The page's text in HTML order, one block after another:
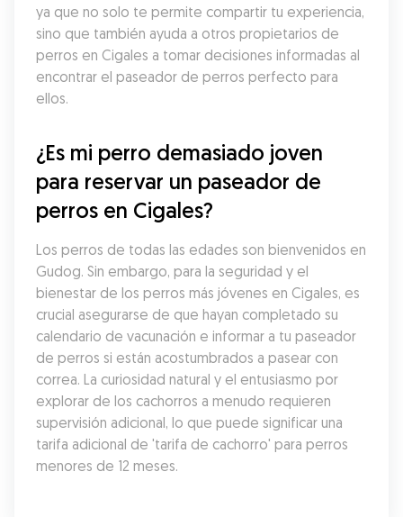
ya que no solo te permite compartir tu experiencia,
sino que también ayuda a otros propietarios de
perros en Cigales a tomar decisiones informadas al
encontrar el paseador de perros perfecto para
ellos.
¿Es mi perro demasiado joven
para reservar un paseador de
perros en Cigales?
Los perros de todas las edades son bienvenidos en
Gudog. Sin embargo, para la seguridad y el
bienestar de los perros más jóvenes en Cigales, es
crucial asegurarse de que hayan completado su
calendario de vacunación e informar a tu paseador
de perros si están acostumbrados a pasear con
correa. La curiosidad natural y el entusiasmo por
explorar de los cachorros a menudo requieren
supervisión adicional, lo que puede significar una
tarifa adicional de 'tarifa de cachorro' para perros
menores de 12 meses.